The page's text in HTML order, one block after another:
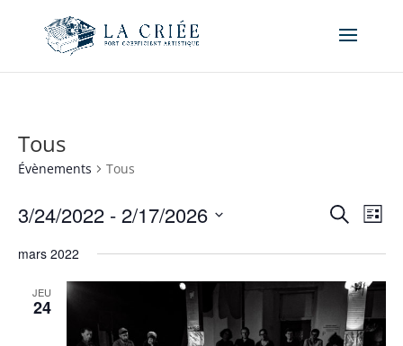
Tous
Évènements Tous
de
vues
Recherche
de
Liste
3/24/2022 - 2/17/2026
une
mars 2022
JEU
24